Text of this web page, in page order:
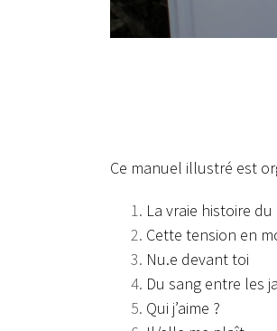
Ce manuel illustré est
La vraie histoire
Cette tension en
Nu.e devant toi
Du sang entre les
Qui j’aime ?